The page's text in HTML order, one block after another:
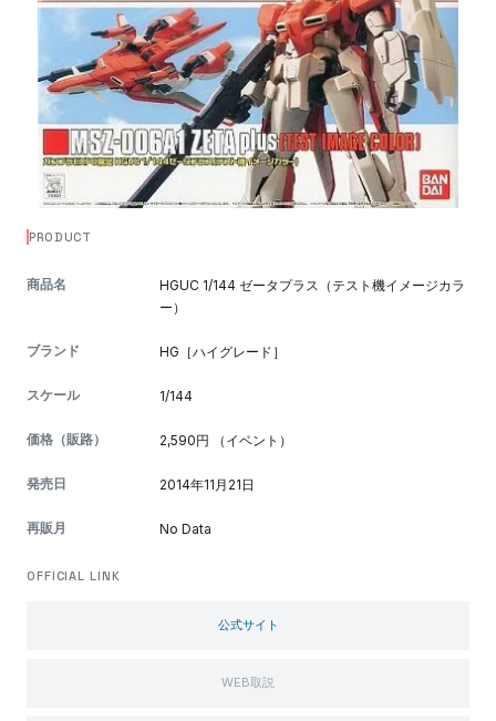
PRODUCT
商品名
HGUC 1/144 ゼータプラス（テスト機イメージカラ
ー）
ブランド HG［ハイグレード］
スケール 1/144
価格（販路） 2,590円 （イベント）
発売日 2014年11月21日
再販月 No Data
OFFICIAL LINK
公式サイト
WEB取説